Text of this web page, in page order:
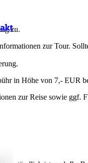
zu.
zur Tour.
in Höhe von 7,- EUR
zur Reise sowie ggf.